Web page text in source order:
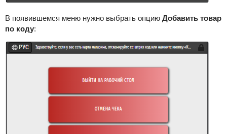
В появившемся меню нужно выбрать опциюДобавить товар
по коду: